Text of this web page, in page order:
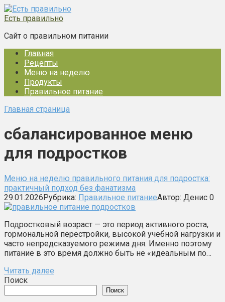
Перейти
к
Есть правильно
Сайт о правильном питании
Главная
Рецепты
Меню на неделю
Продукты
Правильное питание
Главная страница
сбалансированное меню
для подростков
Меню на неделю правильного питания для подростка:
практичный подход без фанатизма
29.01.2026Рубрика: Правильное питаниеАвтор: Денис 0
Подростковый возраст — это период активного роста,
гормональной перестройки, высокой учебной нагрузки и
часто непредсказуемого режима дня. Именно поэтому
питание в это время должно быть не «идеальным по…
Читать далее
Поиск
Поиск